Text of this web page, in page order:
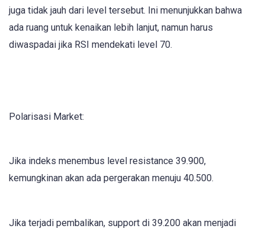
juga tidak jauh dari level tersebut. Ini menunjukkan bahwa
ada ruang untuk kenaikan lebih lanjut, namun harus
diwaspadai jika RSI mendekati level 70.
Polarisasi Market:
Jika indeks menembus level resistance 39.900,
kemungkinan akan ada pergerakan menuju 40.500.
Jika terjadi pembalikan, support di 39.200 akan menjadi